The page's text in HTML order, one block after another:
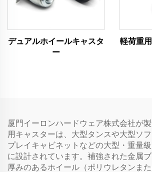
デュアルホイールキャスタ
ー
軽荷重
厦門イーロンハードウェア株式会社が
用キャスターは、大型タンスや大型ソ
プレイキャビネットなどの大型・重量
に設計されています。補強された金属
厚みのあるホイール（ポリウレタンま